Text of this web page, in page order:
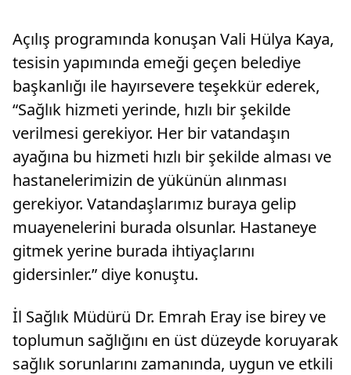
Açılış programında konuşan Vali Hülya Kaya,
tesisin yapımında emeği geçen belediye
başkanlığı ile hayırsevere teşekkür ederek,
“Sağlık hizmeti yerinde, hızlı bir şekilde
verilmesi gerekiyor. Her bir vatandaşın
ayağına bu hizmeti hızlı bir şekilde alması ve
hastanelerimizin de yükünün alınması
gerekiyor. Vatandaşlarımız buraya gelip
muayenelerini burada olsunlar. Hastaneye
gitmek yerine burada ihtiyaçlarını
gidersinler.” diye konuştu.
İl Sağlık Müdürü Dr. Emrah Eray ise birey ve
toplumun sağlığını en üst düzeyde koruyarak
sağlık sorunlarını zamanında, uygun ve etkili